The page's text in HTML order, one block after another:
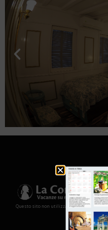
Questo sito non utilizza cookies e non